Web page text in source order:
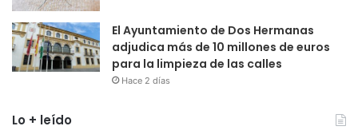
El Ayuntamiento de Dos Hermanas
adjudica más de 10 millones de euros
para la limpieza de las calles
Hace 2 días
Lo + leído